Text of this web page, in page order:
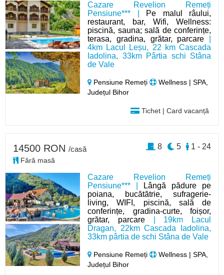
Cazare Revelion Remeți
Pensiune*** |
Pe malul râului,
restaurant, bar, Wifi, Wellness:
piscină, sauna; sală de conferințe,
terasa, gradina, grătar, parcare
4km Lacul Leșu, 22 km Cascada
Iadolina, 33km Pârtia schi Stâna
de Vale
Pensiune Remeți
Wellness | SPA,
Județul Bihor
Tichet | Card vacanță
Cazare Revelion Remeți
Pensiune*** |
Lângă pădure pe
poiana, bucătătrie, sufragerie-
living, WIFI, piscină, sală de
conferințe, gradina-curte, foișor,
grătar, parcare| 19km Lacul
Dragan, 22km Cascada Iadolina,
33km pârtia de schi Stâna de Vale
Pensiune Remeți
Wellness | SPA,
Județul Bihor
14500 RON /casă
Fără masă
1 - 24
5
8